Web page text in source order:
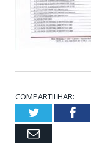
COMPARTILHAR:
Twitter
Email